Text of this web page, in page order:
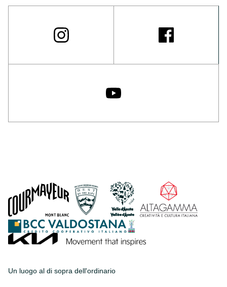
Un luogo al di sopra dell'ordinario